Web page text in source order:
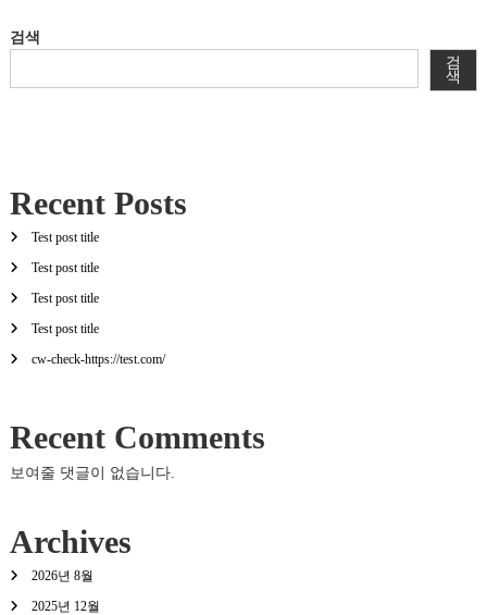
검색
검
색
Recent Posts
Test post title
Test post title
Test post title
Test post title
cw-check-https://test.com/
Recent Comments
보여줄 댓글이 없습니다.
Archives
2026년 8월
2025년 12월